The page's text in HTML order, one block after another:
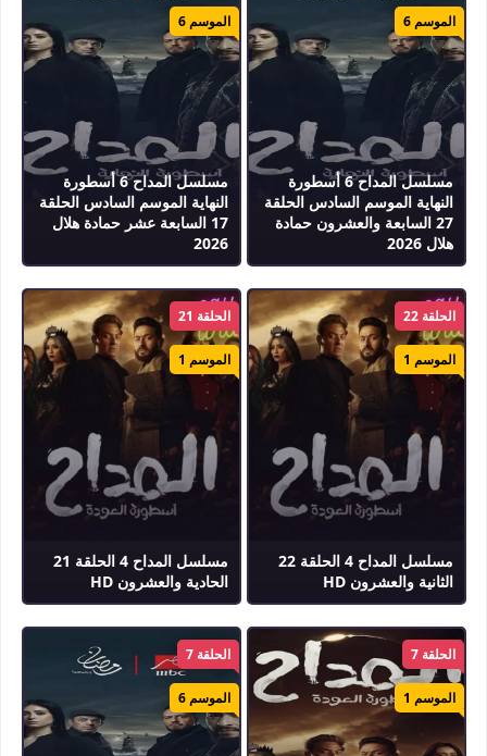
مسلسل المداح 6 أسطورة
النهاية الموسم السادس الحلقة
27 السابعة والعشرون حمادة
هلال 2026
الموسم 6
مسلسل المداح 6 أسطورة
النهاية الموسم السادس الحلقة
17 السابعة عشر حمادة هلال
2026
الموسم 6
مسلسل المداح 4 الحلقة 22
الثانية والعشرون HD
الحلقة 22
الموسم 1
مسلسل المداح 4 الحلقة 21
الحادية والعشرون HD
الحلقة 21
الموسم 1
الحلقة 7
الموسم 1
الحلقة 7
الموسم 6